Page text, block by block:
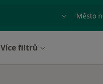
Město
Více filtrů